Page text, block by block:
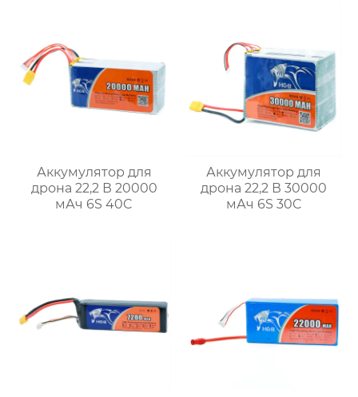
Аккумулятор для
дрона 22,2 В 20000
мАч 6S 40C
Аккумулятор для
дрона 22,2 В 30000
мАч 6S 30C